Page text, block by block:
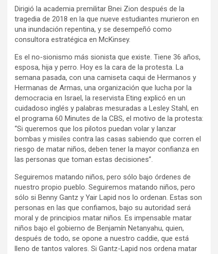
Dirigió la academia premilitar Bnei Zion después de la
tragedia de 2018 en la que nueve estudiantes murieron en
una inundación repentina, y se desempeñó como
consultora estratégica en McKinsey.
Es el no-sionismo más sionista que existe. Tiene 36 años,
esposa, hija y perro. Hoy es la cara de la protesta. La
semana pasada, con una camiseta caqui de Hermanos y
Hermanas de Armas, una organización que lucha por la
democracia en Israel, la reservista Eting explicó en un
cuidadoso inglés y palabras mesuradas a Lesley Stahl, en
el programa 60 Minutes de la CBS, el motivo de la protesta:
“Si queremos que los pilotos puedan volar y lanzar
bombas y misiles contra las casas sabiendo que corren el
riesgo de matar niños, deben tener la mayor confianza en
las personas que toman estas decisiones”.
Seguiremos matando niños, pero sólo bajo órdenes de
nuestro propio pueblo. Seguiremos matando niños, pero
sólo si Benny Gantz y Yair Lapid nos lo ordenan. Estas son
personas en las que confiamos, bajo su autoridad será
moral y de principios matar niños. Es impensable matar
niños bajo el gobierno de Benjamín Netanyahu, quien,
después de todo, se opone a nuestro caddie, que está
lleno de tantos valores. Si Gantz-Lapid nos ordena matar